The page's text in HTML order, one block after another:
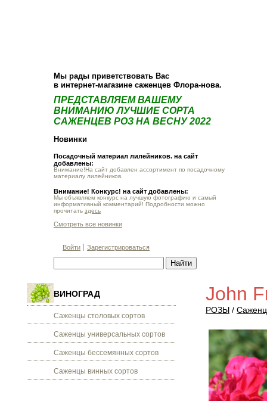
Мы рады приветствовать Вас
в интернет-магазине саженцев Флора-нова.
ПРЕДСТАВЛЯЕМ ВАШЕМУ
ВНИМАНИЮ ЛУЧШИЕ СОРТА
САЖЕНЦЕВ РОЗ НА ВЕСНУ 2022
Новинки
Посадочный материал лилейников. на сайт
добавлены:
Внимание!На сайт добавлен ассортимент по посадочному
материалу лилейников.
Внимание! Конкурс! на сайт добавлены:
Мы объявляем конкурс на лучшую фотографию и самый
информативный комментарий! Подробности можно
прочитать здесь
Смотреть все новинки
Войти Зарегистрироваться
ВИНОГРАД
Саженцы столовых сортов
Саженцы универсальных сортов
Саженцы бессемянных сортов
Саженцы винных сортов
John
РОЗЫ /